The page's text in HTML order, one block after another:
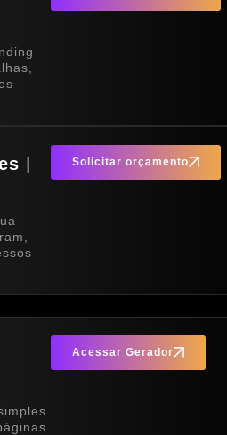
|
Solicitar orçamento
Acessar Gerador